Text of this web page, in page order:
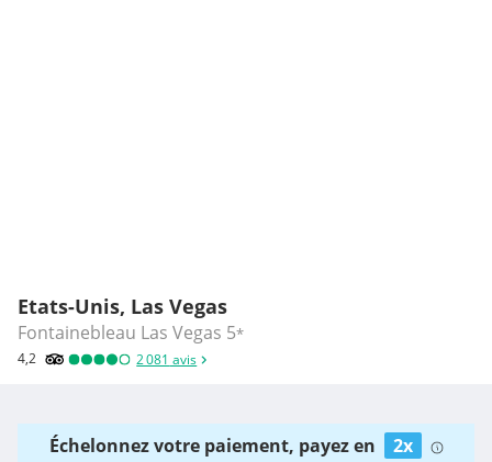
Etats-Unis, Las Vegas
Fontainebleau Las Vegas 5*
4,2 2 081 avis
Échelonnez votre paiement, payez en 2x